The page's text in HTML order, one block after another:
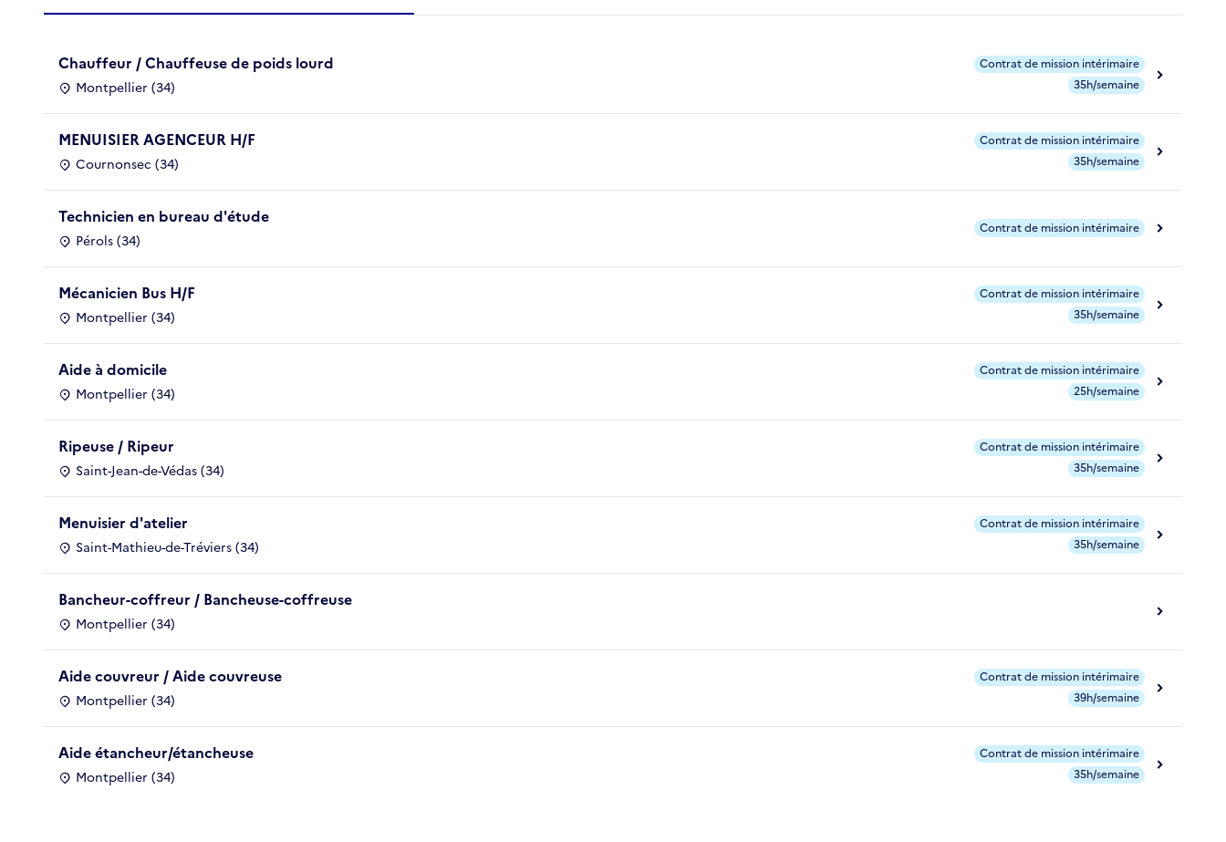
Chauffeur / Chauffeuse de poids lourd
Montpellier (34)
Contrat de mission intérimaire
35h/semaine
MENUISIER AGENCEUR H/F
Cournonsec (34)
Contrat de mission intérimaire
35h/semaine
Technicien en bureau d'étude
Pérols (34)
Contrat de mission intérimaire
Mécanicien Bus H/F
Montpellier (34)
Contrat de mission intérimaire
35h/semaine
Aide à domicile
Montpellier (34)
Contrat de mission intérimaire
25h/semaine
Ripeuse / Ripeur
Saint-Jean-de-Védas (34)
Contrat de mission intérimaire
35h/semaine
Menuisier d'atelier
Saint-Mathieu-de-Tréviers (34)
Contrat de mission intérimaire
35h/semaine
Bancheur-coffreur / Bancheuse-coffreuse
Montpellier (34)
Aide couvreur / Aide couvreuse
Montpellier (34)
Contrat de mission intérimaire
39h/semaine
Aide étancheur/étancheuse
Montpellier (34)
Contrat de mission intérimaire
35h/semaine